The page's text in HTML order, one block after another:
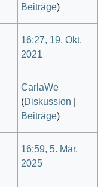
Beiträge)
16:27, 19. Okt.
2021
CarlaWe
(Diskussion
Beiträge)
16:59, 5. Mär.
2025